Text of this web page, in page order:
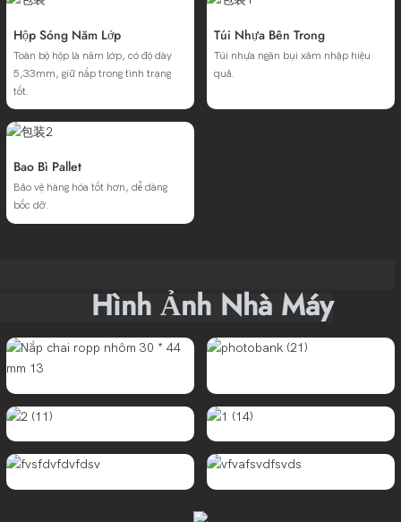
Hộp Sóng Năm Lớp
Toàn bộ hộp là năm lớp, có độ dày
5,33mm, giữ nắp trong tình trạng
tốt.
Túi Nhựa Bên Trong
Túi nhựa ngăn bụi xâm nhập hiệu
quả.
Bao Bì Pallet
Bảo vệ hàng hóa tốt hơn, dễ dàng
bốc dỡ.
Hình Ảnh Nhà Máy